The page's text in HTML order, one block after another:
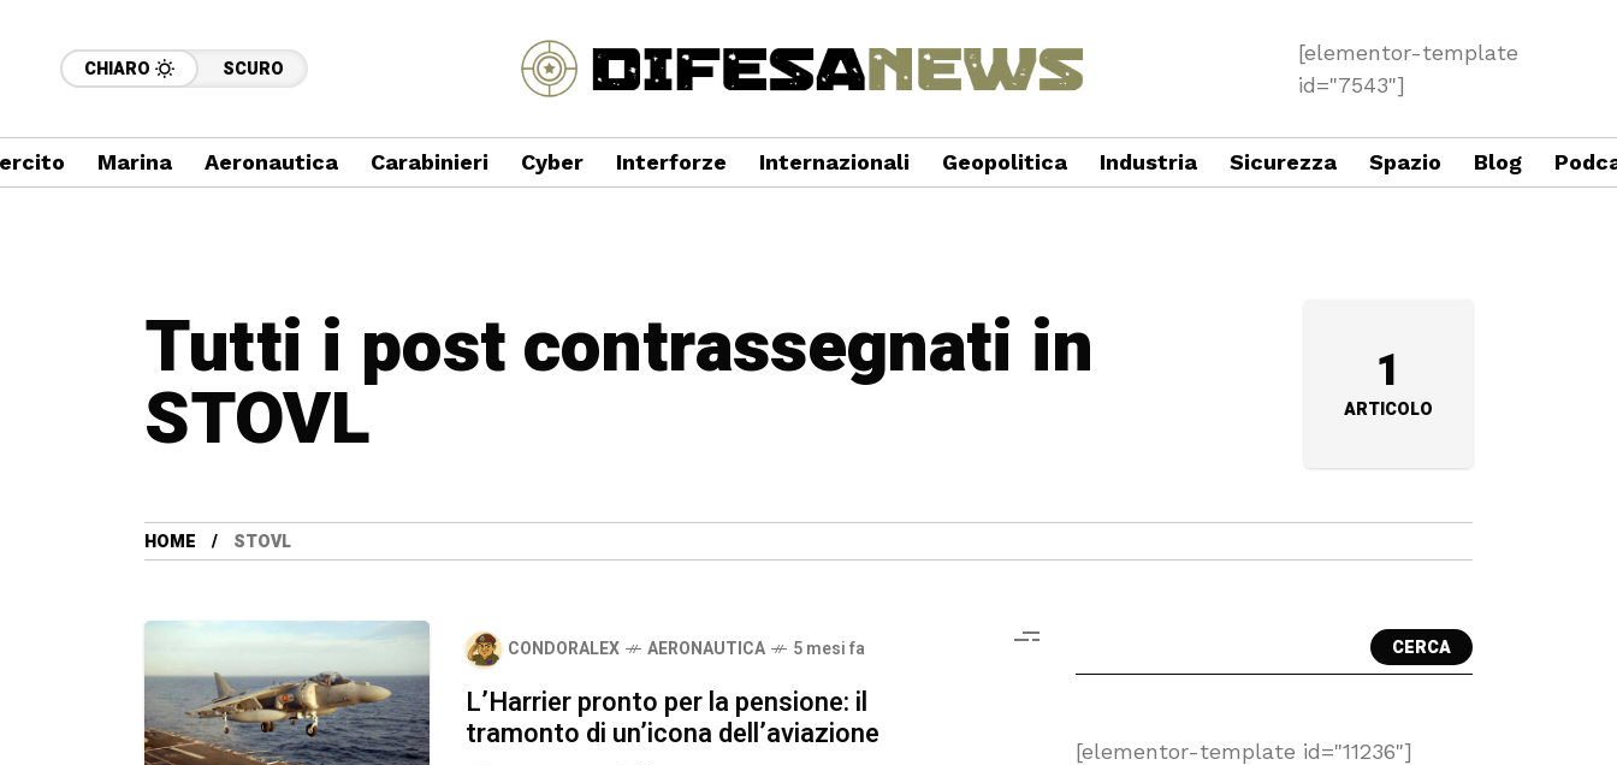
CHIARO SCURO
[elementor-template
id="7543"]
Marina Aeronautica Carabinieri Cyber Interforze Internazionali Geopolitica Industria Sicurezza Spazio Blog
Tutti i post contrassegnati in
STOVL 1
ARTICOLO
HOME STOVL
CONDORALEX AERONAUTICA 5 mesi fa
L’Harrier pronto per la pensione: il
tramonto di un’icona dell’aviazione
CERCA
[elementor-template id="11236"]